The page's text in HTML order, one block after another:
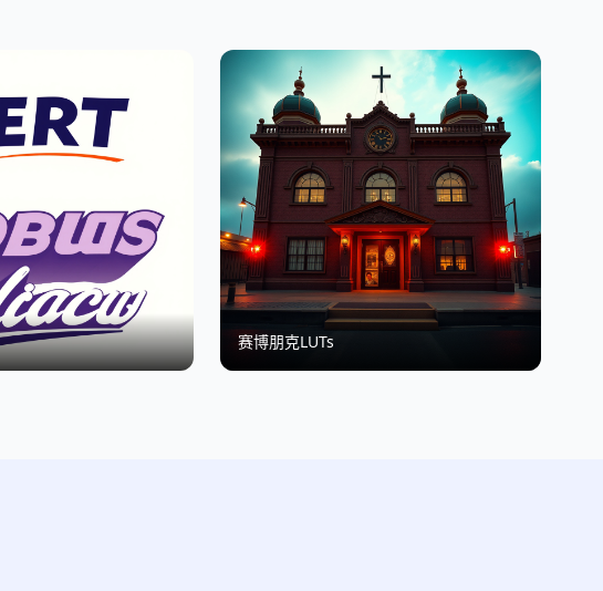
赛博朋克LUTs